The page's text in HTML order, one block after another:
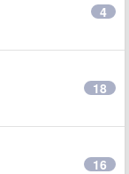
4
18
16